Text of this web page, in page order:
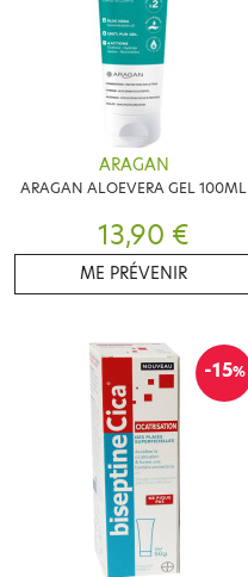
ARAGAN
ARAGAN ALOEVERA GEL 100ML
13,90 €
ME PRÉVENIR
-15%